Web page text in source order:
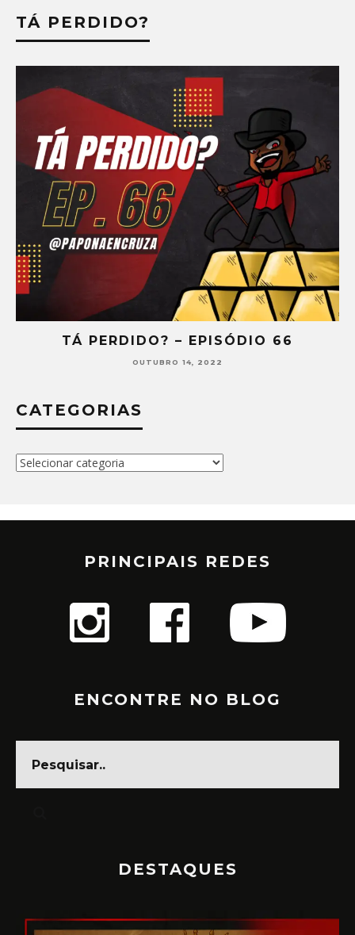
TÁ PERDIDO?
TÁ PERDIDO? – EPISÓDIO 66
OUTUBRO 14, 2022
CATEGORIAS
Categorias
PRINCIPAIS REDES
ENCONTRE NO BLOG
DESTAQUES